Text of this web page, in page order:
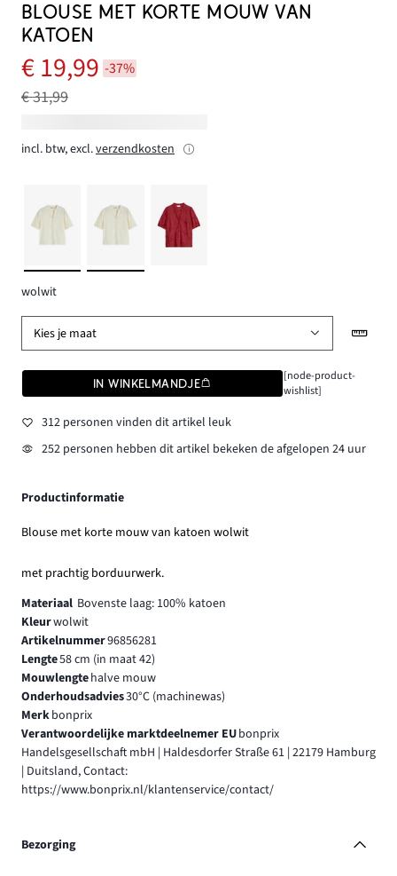
BLOUSE MET KORTE MOUW VAN
KATOEN
€ 19,99 -37%
€ 31,99
incl. btw, excl.verzendkosten
wolwit
Kies je maat
IN WINKELMANDJE
[node-product-
wishlist]
312 personen vinden dit artikel leuk
252 personen hebben dit artikel bekeken de afgelopen 24 uur
Productinformatie
Blouse met korte mouw van katoen wolwit
met prachtig borduurwerk.
Materiaal Bovenste laag: 100% katoen
Kleurwolwit
Artikelnummer96856281
Lengte58 cm (in maat 42)
Mouwlengtehalve mouw
Onderhoudsadvies30°C (machinewas)
Merkbonprix
Verantwoordelijke marktdeelnemer EUbonprix
Handelsgesellschaft mbH | Haldesdorfer Straße 61 | 22179 Hamburg
| Duitsland, Contact:
https://www.bonprix.nl/klantenservice/contact/
Bezorging